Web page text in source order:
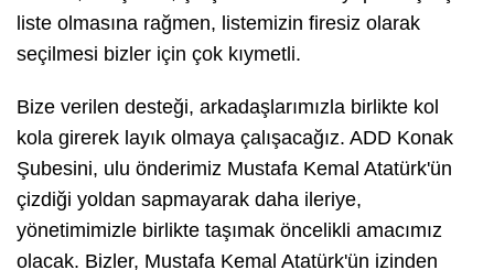
liste olmasına rağmen, listemizin firesiz olarak
seçilmesi bizler için çok kıymetli.
Bize verilen desteği, arkadaşlarımızla birlikte kol
kola girerek layık olmaya çalışacağız. ADD Konak
Şubesini, ulu önderimiz Mustafa Kemal Atatürk'ün
çizdiği yoldan sapmayarak daha ileriye,
yönetimimizle birlikte taşımak öncelikli amacımız
olacak. Bizler, Mustafa Kemal Atatürk'ün izinden